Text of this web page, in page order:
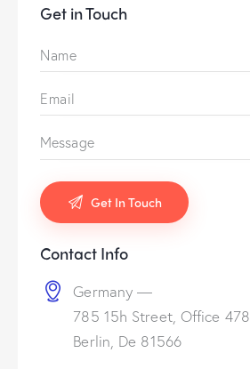
Get in Touch
Contact Info
Germany —
785 15h Street, Office 478
Berlin, De 81566